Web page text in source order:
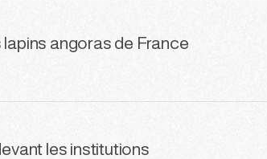
lapins angoras de France
les institutions